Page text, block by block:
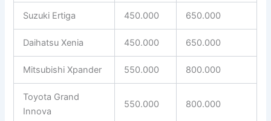
Suzuki Ertiga 450.000 650.000
Daihatsu Xenia 450.000 650.000
Mitsubishi Xpander 550.000 800.000
Toyota Grand
Innova
550.000 800.000